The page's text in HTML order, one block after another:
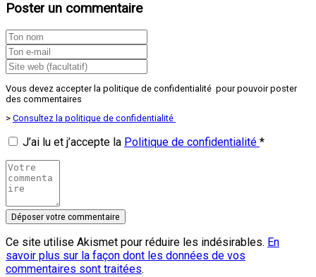
Poster un commentaire
Vous devez accepter la politique de confidentialité pour pouvoir poster
des commentaires
> Consultez la politique de confidentialité
J’ai lu et j’accepte la Politique de confidentialité *
Ce site utilise Akismet pour réduire les indésirables. En
savoir plus sur la façon dont les données de vos
commentaires sont traitées.